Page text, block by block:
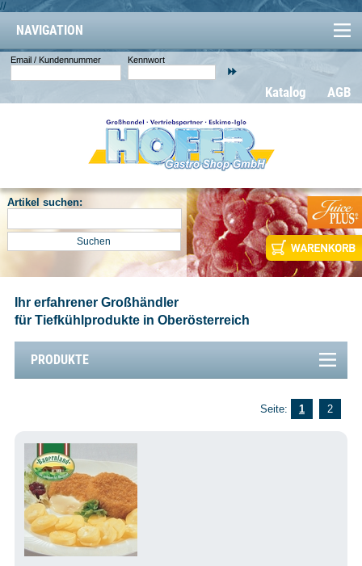
//
NAVIGATION
Email / Kundennummer Kennwort
AGB
Katalog
Artikel suchen:
Ihr erfahrener Großhändler
für Tiefkühlprodukte in Oberösterreich
PRODUKTE
Seite: 1 2